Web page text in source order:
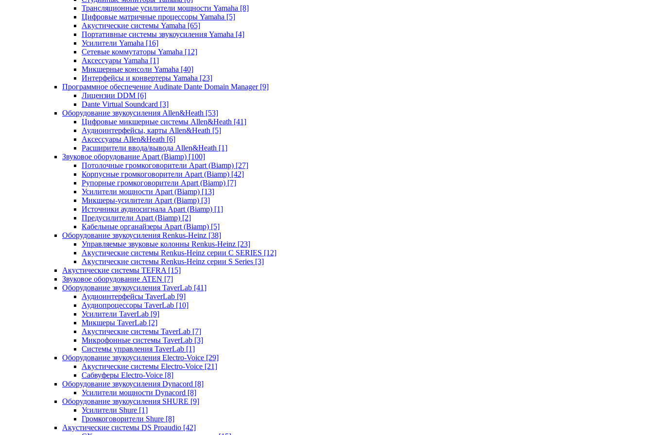
Трансляционные усилители мощности Yamaha [8]
Цифровые матричные процессоры Yamaha [5]
Акустические системы Yamaha [65]
Портативные системы звукоусиления Yamaha [4]
Усилители Yamaha [16]
Сетевые коммутаторы Yamaha [12]
Аксессуары Yamaha [1]
Микшерные консоли Yamaha [40]
Интерфейсы и конвертеры Yamaha [23]
Программное обеспечение Audinate Dante Domain Manager [9]
Лицензии DDM [6]
Dante Virtual Soundcard [3]
Оборудование звукоусиления Allen&Heath [53]
Цифровые микшерные системы Allen&Heath [41]
Аудиоинтерфейсы, карты Allen&Heath [5]
Аксессуары Allen&Heath [6]
Расширители ввода/вывода Allen&Heath [1]
Звуковое оборудование Apart (Biamp) [100]
Потолочные громкоговорители Apart (Biamp) [27]
Корпусные громкоговорители Apart (Biamp) [42]
Рупорные громкоговорители Apart (Biamp) [7]
Усилители мощности Apart (Biamp) [13]
Микшеры-усилители Apart (Biamp) [3]
Источники аудиосигнала Apart (Biamp) [1]
Предусилители Apart (Biamp) [2]
Кабельные органайзеры Apart (Biamp) [5]
Оборудование звукоусиления Renkus-Heinz [38]
Управляемые звуковые колонны Renkus-Heinz [23]
Акустические системы Renkus-Heinz серии C SERIES [12]
Акустические системы Renkus-Heinz серии S Series [3]
Акустические системы TEFRA [15]
Звуковое оборудование ATEN [7]
Оборудование звукоусиления TaverLab [41]
Аудиоинтерфейсы TaverLab [9]
Аудиопроцессоры TaverLab [10]
Усилители TaverLab [9]
Микшеры TaverLab [2]
Акустические системы TaverLab [7]
Микрофонные системы TaverLab [3]
Системы управления TaverLab [1]
Оборудование звукоусиления Electro-Voice [29]
Акустические системы Electro-Voice [21]
Сабвуферы Electro-Voice [8]
Оборудование звукоусиления Dynacord [8]
Усилители мощности Dynacord [8]
Оборудование звукоусиления SHURE [9]
Усилители Shure [1]
Громкоговорители Shure [8]
Акустические системы DS Proaudio [42]